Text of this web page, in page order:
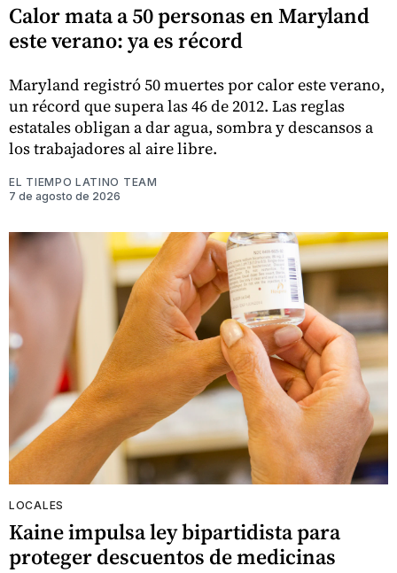
Calor mata a 50 personas en Maryland
este verano: ya es récord
Maryland registró 50 muertes por calor este verano,
un récord que supera las 46 de 2012. Las reglas
estatales obligan a dar agua, sombra y descansos a
los trabajadores al aire libre.
EL TIEMPO LATINO TEAM
7 de agosto de 2026
LOCALES
Kaine impulsa ley bipartidista para
proteger descuentos de medicinas